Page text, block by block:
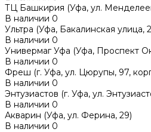
ТЦ Башкирия (Уфа, ул.
В наличии 0
Ультра (Уфа, Бакалинская улица,
В наличии 0
Универмаг Уфа (Уфа, Проспект
В наличии 0
Фреш (г‌. Уфа, ул. Цюрупы, 97,
В наличии 0
Энтузиастов (г. Уфа, ул.
В наличии 0
Акварин (Уфа, ул. Ферина, 29)
В наличии 0